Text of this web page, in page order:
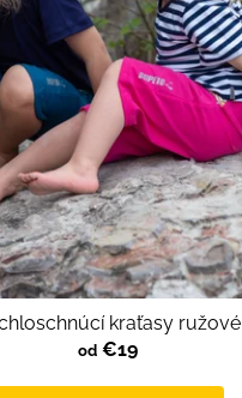
kraťasy ružové
od €19